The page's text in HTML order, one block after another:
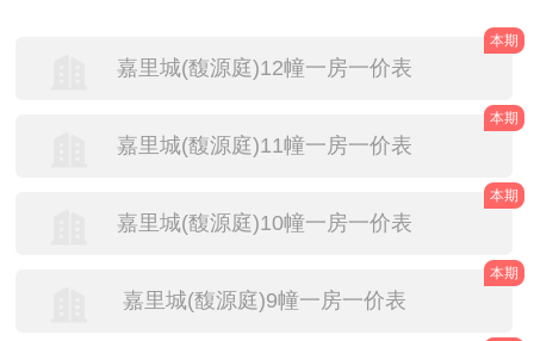
嘉里城(馥源庭)12幢一房一价表
本期
嘉里城(馥源庭)11幢一房一价表
本期
嘉里城(馥源庭)10幢一房一价表
本期
嘉里城(馥源庭)9幢一房一价表
本期